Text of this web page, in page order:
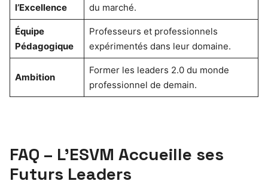
l’Excellence
du marché.
Équipe
Pédagogique
Professeurs et professionnels
expérimentés dans leur domaine.
Ambition
Former les leaders 2.0 du monde
professionnel de demain.
FAQ – L’ESVM Accueille ses
Futurs Leaders